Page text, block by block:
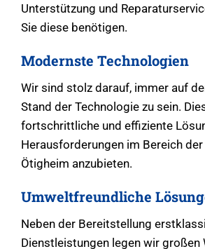
Unterstützung und
Sie diese benötigen.
Modernste Technologien
Wir sind stolz darauf, immer auf
Stand der Technologie zu sein.
fortschrittliche und effiziente
Herausforderungen im Bereich
Ötigheim anzubieten.
Umweltfreundliche
Neben der Bereitstellung
Dienstleistungen legen wir großen